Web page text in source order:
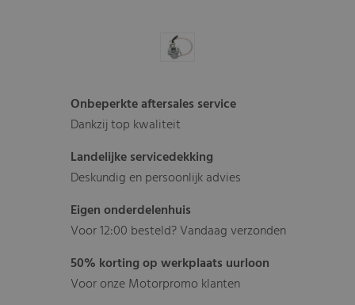
Onbeperkte aftersales service
Dankzij top kwaliteit
Landelijke servicedekking
Deskundig en persoonlijk advies
Eigen onderdelenhuis
Voor 12:00 besteld? Vandaag verzonden
50% korting op werkplaats uurloon
Voor onze Motorpromo klanten